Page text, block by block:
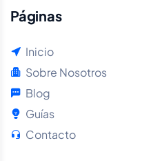
Páginas
Inicio
Sobre Nosotros
Blog
Guías
Contacto